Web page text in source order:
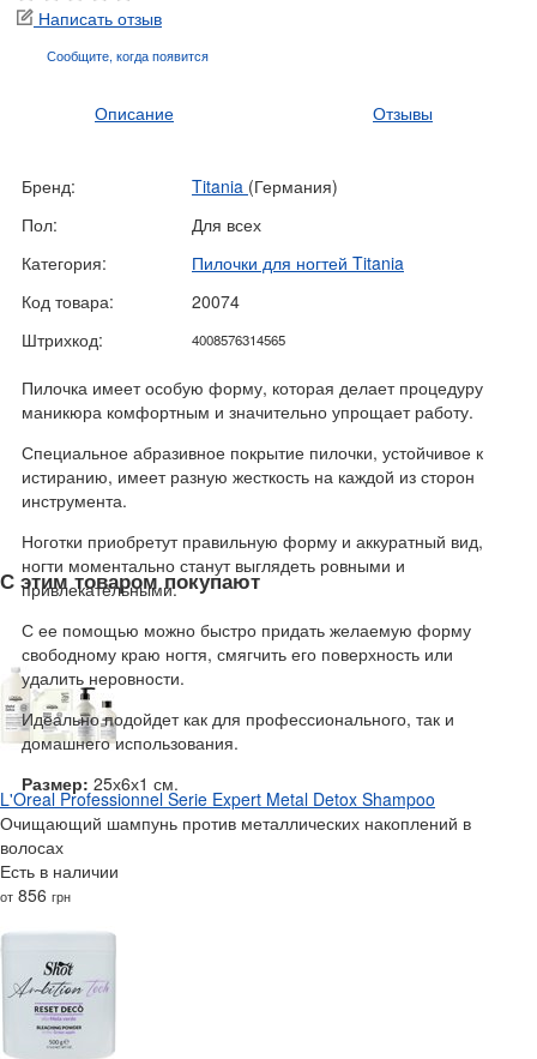
Написать отзыв
Сообщите, когдапоявится
Описание Отзывы
Бренд: Titania (Германия)
Пол:
Для всех
Категория:
Пилочки для ногтей Titania
Код товара:
20074
Штрихкод:
4008576314565
Пилочка имеет особую форму, которая делает процедуру
маникюра комфортным и значительно упрощает работу.
Специальное абразивное покрытие пилочки, устойчивое к
истиранию, имеет разную жесткость на каждой из сторон
инструмента.
Ноготки приобретут правильную форму и аккуратный вид,
ногти моментально станут выглядеть ровными и
привлекательными.
С ее помощью можно быстро придать желаемую форму
свободному краю ногтя, смягчить его поверхность или
удалить неровности.
Идеально подойдет как для профессионального, так и
домашнего использования.
Размер: 25х6х1 см.
С этим товаром покупают
L'Oreal Professionnel Serie Expert Metal Detox Shampoo
Очищающий шампунь против металлических накоплений в
волосах
Есть в наличии
от 856 грн